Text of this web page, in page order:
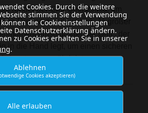
runder der Griff-Querschnitt, um
Drehen zu erleichtern. Je größer
umso größer der Griff , der
in die Hand legt, um einen sicheren
zu gewährleisten.
Cookies. Durch die weitere
stimmen Sie der Verwendung
können die Cookieeinstellungen
Datenschutzerklärung ändern.
zu Cookies erhalten Sie in unserer
.
Ablehnen
Cookies akzeptieren)
Alle erlauben